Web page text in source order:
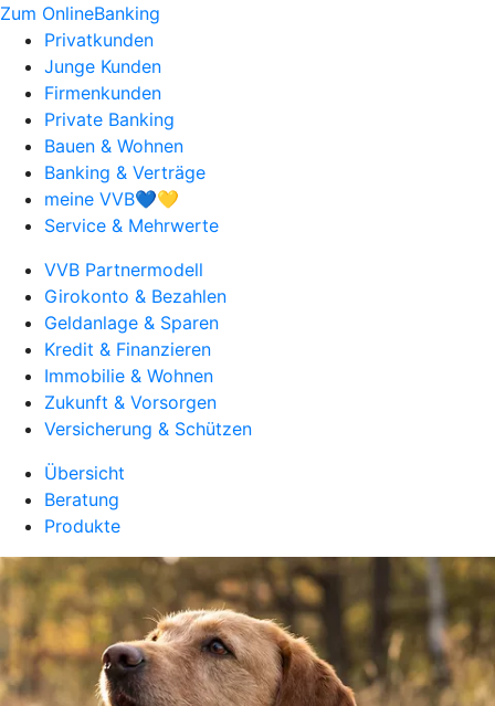
Zum OnlineBanking
Privatkunden
Junge Kunden
Firmenkunden
Private Banking
Bauen & Wohnen
Banking & Verträge
meine VVB💙💛
Service & Mehrwerte
VVB Partnermodell
Girokonto & Bezahlen
Geldanlage & Sparen
Kredit & Finanzieren
Immobilie & Wohnen
Zukunft & Vorsorgen
Versicherung & Schützen
Übersicht
Beratung
Produkte